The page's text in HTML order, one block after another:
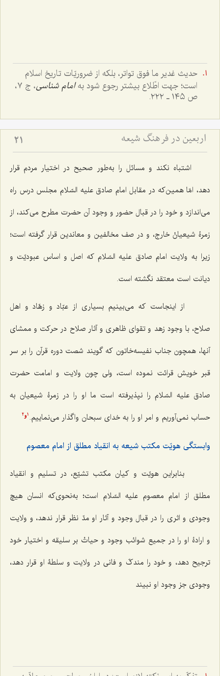
حدیث غدیر ما فوق تواتر، بلکه از ضروریّات تاریخ اسلام
است؛ جهت اطّلاع بیشتر رجوع شود بهامام شناسی
، ج ٧،
ص ١٤٥ ـ ٢٢٢.
اربعین در فرهنگ شیعه 21
اشتباه نکند و مسائل را به‌طور صحیح در اختیار مردم قرار
دهد، امّا همین‌که در مقابل امام صادق علیه السّلام مجلس درس راه
می‌اندازد و خود را در قبال حضور و وجود آن حضرت مطرح می‌کند، از
زمرۀ شیعیانْ خارج، و در صف مخالفین و معاندین قرار گرفته است؛
زیرا به ولایت امام صادق علیه السّلام که اصل و اساس عبودیّت و
دیانت است معتقد نگشته است.
از اینجاست که می‌بینیم بسیاری از عبّاد و زهّاد و اهل
صلاح، با وجود زهد و تقوای ظاهری و آثار صلاح در حرکت و ممشای
آنها، همچون جناب نفیسه‌خاتون که گویند شصت دوره قرآن را بر سر
قبر خویش قرائت نموده است، ولی چون ولایت و امامت حضرت
صادق علیه السّلام را نپذیرفته است ما او را در زمرۀ شیعیان به
‌حساب نمی‌آوریم و امر او را به خدای سبحان واگذار می‌نماییم. 1و2
وابستگی هویّت مکتب شیعه به انقیاد مطلق از امام معصوم
بنابراین هویّت و کیان مکتب تشیّع، در تسلیم و انقیاد
مطلق از امام معصوم علیه السّلام است؛ به‌نحوی‌که انسان هیچ
وجودی و اثری را در قبال وجود و آثار او مدّ نظر قرار ندهد، و ولایت
و ارادۀ او را در جمیع شوائب وجود و حیاتْ بر سلیقه و اختیار خود
ترجیح دهد، و خود را مندکّ و فانی در ولایت و سلطۀ او قرار دهد،
وجودی جز وجود او نبیند